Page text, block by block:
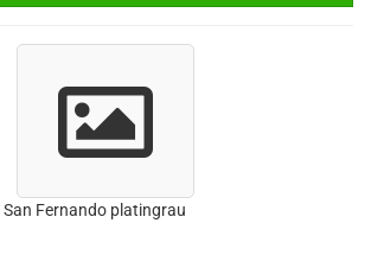
Fernando platingrau